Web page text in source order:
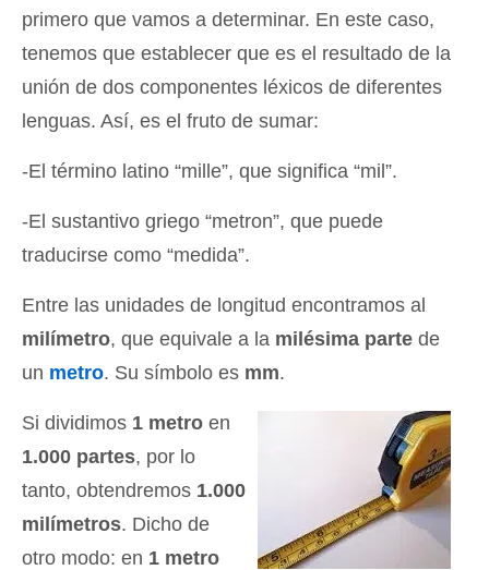
primero que vamos a determinar. En este caso,
tenemos que establecer que es el resultado de la
unión de dos componentes léxicos de diferentes
lenguas. Así, es el fruto de sumar:
-El término latino “mille”, que significa “mil”.
-El sustantivo griego “metron”, que puede
traducirse como “medida”.
Entre las unidades de longitud encontramos al
milímetro, que equivale a la milésima parte de
un metro. Su símbolo es mm.
Si dividimos 1 metro en
1.000 partes, por lo
tanto, obtendremos 1.000
milímetros. Dicho de
otro modo: en 1 metro